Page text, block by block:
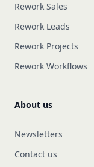
Rework Sales
Rework Leads
Rework Projects
Rework Workflows
About us
Newsletters
Contact us